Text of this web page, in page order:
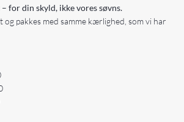
for din skyld, ikke vores søvns.
og pakkes med samme kærlighed, som vi har